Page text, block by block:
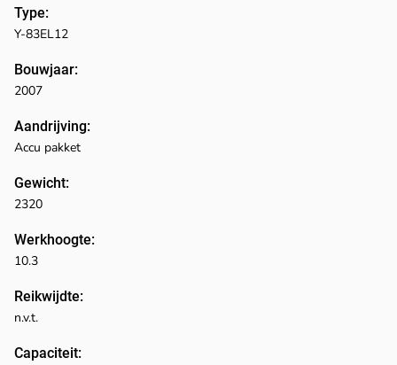
Type:
Bouwjaar:
Aandrijving:
Gewicht:
Werkhoogte:
Reikwijdte:
Capaciteit:
Y-83EL12
2007
Accu pakket
2320
10.3
n.v.t.